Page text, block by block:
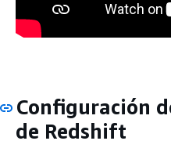
Configuración
de Redshift